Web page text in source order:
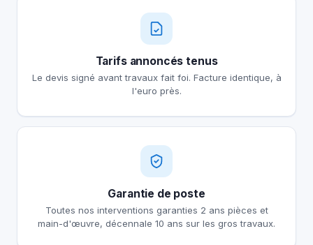
Tarifs annoncés tenus
Le devis signé avant travaux fait foi. Facture identique, à
l'euro près.
Garantie de poste
Toutes nos interventions garanties 2 ans pièces et
main-d'œuvre, décennale 10 ans sur les gros travaux.